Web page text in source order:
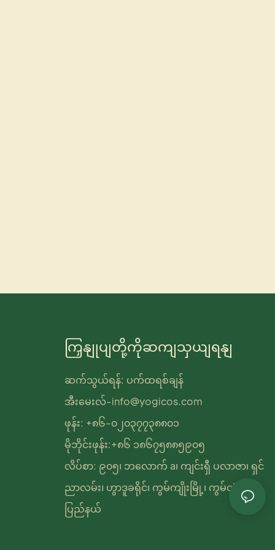
ကြှနျုပျတို့ကိုဆကျသှယျရနျ
ဆက်သွယ်ရန်: ပက်ထရစ်ချန်
အီးမေးလ်-info@yogicos.com
ဖုန်း: +၈၆-၀၂၀၃၇၇၃၈၈၀၁
မိုဘိုင်းဖုန်း:+၈၆ ၁၈၆၇၅၈၈၅၉၀၅
လိပ်စာ: ၉၀၅၊ ဘလောက် a၊ ကျင်းရှီ ပလာဇာ၊ ရှင်
ညာလမ်း၊ ဟွာဒူခရိုင်၊ ကွမ်ကျိုးမြို့၊ ကွမ်တုံ
ပြည်နယ်